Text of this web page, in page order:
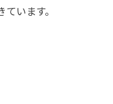
います。